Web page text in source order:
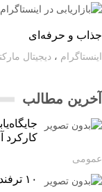
و حرفه‌ای
،دیجیتال
مطالب
کارکرد آن
۱۰ ترفند برای افزایش ضریب مشارکت در اینستاگرام